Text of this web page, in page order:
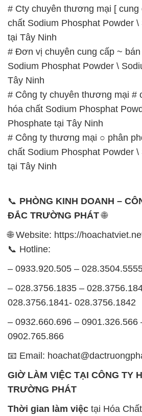
# Cty chuyên thương mại [ cung
chất Sodium Phosphat Powder
tại Tây Ninh
# Đơn vị chuyên cung cấp ~
Sodium Phosphat Powder \
Tây Ninh
# Công ty chuyên thương mại #
hóa chất Sodium Phosphat
Phosphate tại Tây Ninh
# Công ty thương mại ○ phân
chất Sodium Phosphat Powder
tại Tây Ninh
📞 PHÒNG KINH DOANH –
ĐẮC TRƯỜNG PHÁT🌐
🌐 Website: https://
📞 Hotline:
– 0933.920.505 –
– 028.3756.1835 –
028.3756.1841- 028.3756.1842
– 0932.660.696 – 0901.326.566
0902.765.866
📧 Email:
GIỜ LÀM VIỆC TẠI CÔNG TY
TRƯỜNG PHÁT
Thời gian làm việc tại Hóa